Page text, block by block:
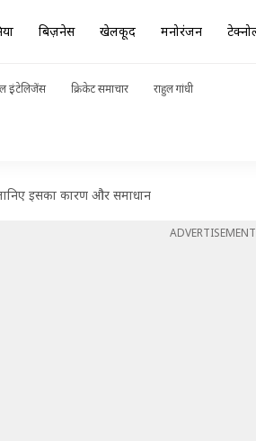
बिज़नेस खेलकूद मनोरंजन
इंटेलिजेंस क्रिकेट समाचार राहुल गांधी
इसका कारण और समाधान
ADVERTISEMENT